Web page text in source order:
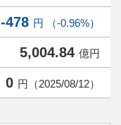
-478 円 （-0.96%）
5,004.84 億円
0 円（2025/08/12）